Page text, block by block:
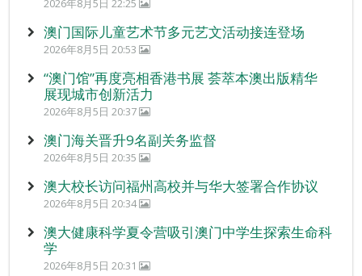
2026年8月5日 22:25
澳门国际儿童艺术节多元艺文活动接连登场
2026年8月5日 20:53
“澳门馆”再度亮相香港书展 荟萃本澳出版精华
展现城市创新活力
2026年8月5日 20:37
澳门海关晋升9名副关务监督
2026年8月5日 20:35
澳大校长访问福州高校并与华大签署合作协议
2026年8月5日 20:34
澳大健康科学夏令营吸引澳门中学生探索生命科
学
2026年8月5日 20:31